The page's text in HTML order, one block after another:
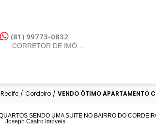
(81) 99773-0832
Recife / Cordeiro / VENDO ÓTIMO APARTAMENTO